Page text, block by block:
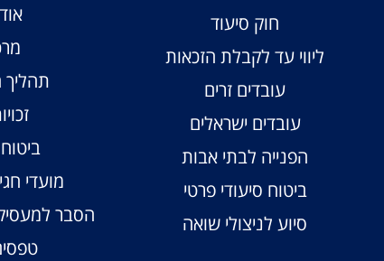
חוק סיעוד
ליווי עד לקבלת הזכאות
עובדים זרים
עובדים ישראלים
הפנייה לבתי אבות
ביטוח סיעודי פרטי
סיוע לניצולי שואה
מועדי
הסבר